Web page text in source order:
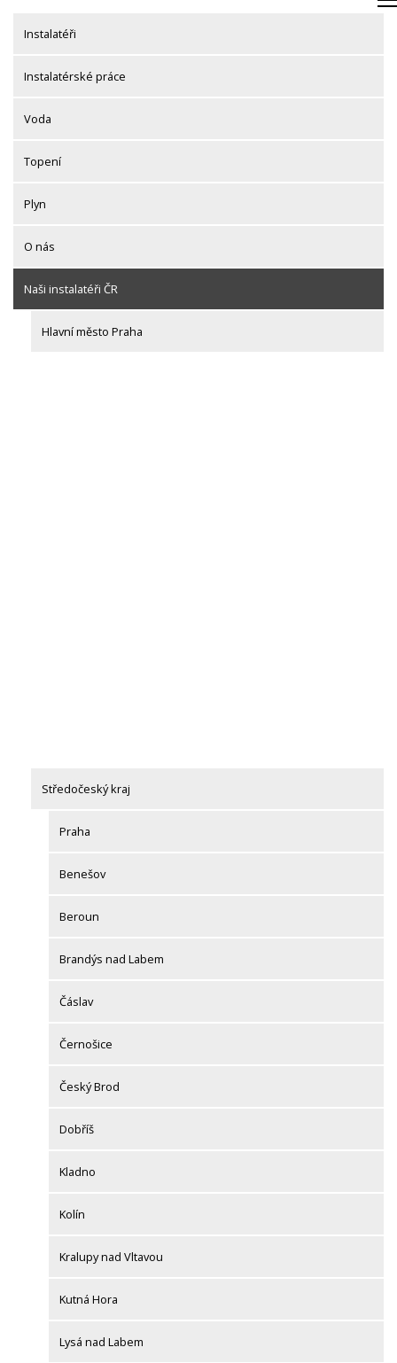
contentInstalatéři
Instalatérské práce
Voda
Topení
Plyn
O nás
Naši instalatéři ČR
Hlavní město Praha
Středočeský kraj
Praha
Benešov
Beroun
Brandýs nad Labem
Čáslav
Černošice
Český Brod
Dobříš
Kladno
Kolín
Kralupy nad Vltavou
Kutná Hora
Lysá nad Labem